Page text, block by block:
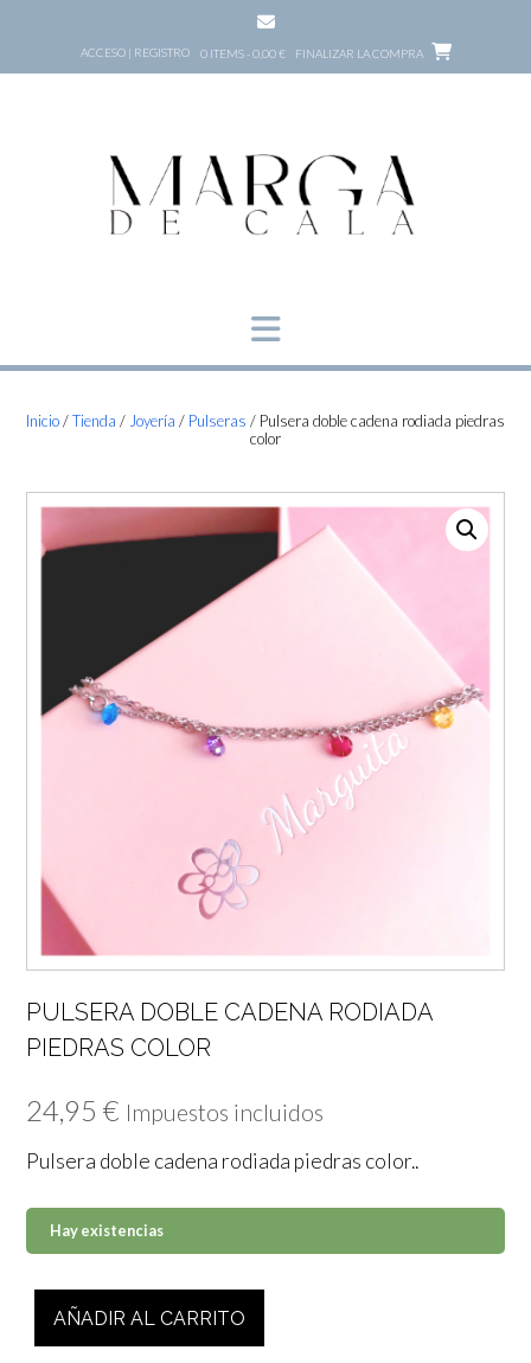
ACCESO | REGISTRO 0 ITEMS - 0,00 € FINALIZAR LA COMPRA
Inicio/Tienda / Joyería / Pulseras / Pulsera doble cadena rodiada piedras
color
PULSERA DOBLE CADENA RODIADA
PIEDRAS COLOR
24,95 € Impuestos incluidos
Pulsera doble cadena rodiada piedras color..
Hay existencias
doble
cadena
AÑADIR AL CARRITO